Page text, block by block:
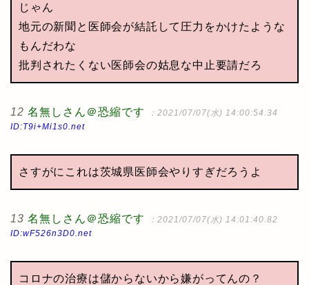
じゃん
地元の新聞と医師会が結託して圧力をかけたような
もんだわな
批判されたくない医師会の姑息な中止要請だろ
12 名無しさん＠恐縮です
：2021/07/07(水) 14:00:54.34
ID:T9i+Mi1s0.net
さすがにこれは茨城県医師会やりすぎだろうよ
13 名無しさん＠恐縮です
：2021/07/07(水) 14:01:40.82
ID:wF526n3D0.net
コロナの治療は儲からないから嫌がってんの？